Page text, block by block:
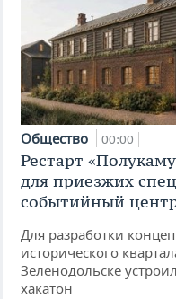
Общество 00:00
Рестарт
для приезжих
событийный
Для разработки
исторического
Зеленодольске
хакатон